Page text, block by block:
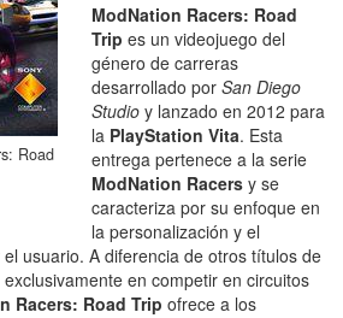
Road
ModNation Racers: Road
Trip es un videojuego del
género de carreras
desarrollado porSan Diego
Studio y lanzado en 2012 para
la PlayStation Vita. Esta
entrega pertenece a la serie
ModNation Racers y se
caracteriza por su enfoque en
la personalización y el
usuario. A diferencia de otros títulos de
en competir en circuitos
Racers: Road Trip ofrece a los